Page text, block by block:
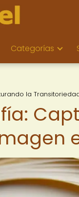
Categorías
la